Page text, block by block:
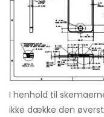
I henhold til
ikke dække den